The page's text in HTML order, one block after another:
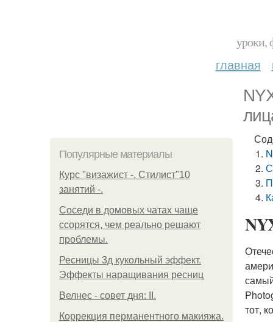
уроки,
главная
Популярные материалы
Курс "визажист -. Стилист"10
занятий -.
Соседи в домовых чатах чаще
ссорятся, чем реально решают
проблемы.
Ресницы 3д кукольный эффект.
Эффекты наращивания ресниц
Велнес - совет дня: II.
Коррекция перманентного макияжа.
тот,